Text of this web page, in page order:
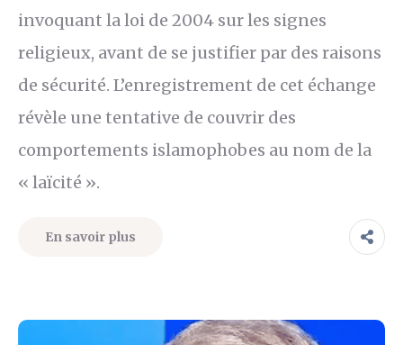
invoquant la loi de 2004 sur les signes
religieux, avant de se justifier par des raisons
de sécurité. L’enregistrement de cet échange
révèle une tentative de couvrir des
comportements islamophobes au nom de la
« laïcité ».
En savoir plus